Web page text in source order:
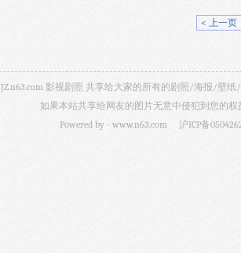
< 上一页
JZ.n63.com 影视剧照 共享给大家的所有的剧照/海报/壁
如果本站共享给网友的图片无意中侵犯到您的
Powered by - www.n63.com 沪ICP备